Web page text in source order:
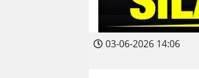
03-06-2026 14:06